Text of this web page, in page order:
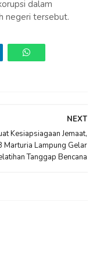
dalam
negeri tersebut.
NEXT
Kesiapsiagaan Jemaat,
Marturia Lampung Gelar
Tanggap Bencana